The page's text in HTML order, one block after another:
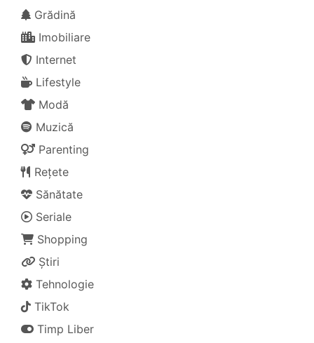
Grădină
Imobiliare
Internet
Lifestyle
Modă
Muzică
Parenting
Rețete
Sănătate
Seriale
Shopping
Știri
Tehnologie
TikTok
Timp Liber